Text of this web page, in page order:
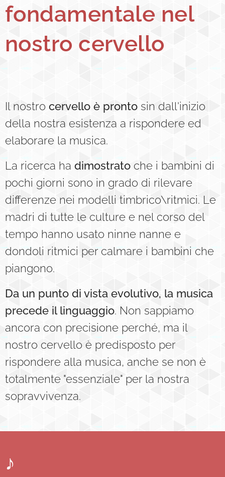
fondamentale nel
nostro cervello
Il nostro cervello è pronto sin dall'inizio
della nostra esistenza a rispondere ed
elaborare la musica.
La ricerca ha dimostrato che i bambini di
pochi giorni sono in grado di rilevare
differenze nei modelli timbrico\ritmici. Le
madri di tutte le culture e nel corso del
tempo hanno usato ninne nanne e
dondoli ritmici per calmare i bambini che
piangono.
Da un punto di vista evolutivo, la musica
precede il linguaggio. Non sappiamo
ancora con precisione perché, ma il
nostro cervello è predisposto per
rispondere alla musica, anche se non è
totalmente "essenziale" per la nostra
sopravvivenza.
♪